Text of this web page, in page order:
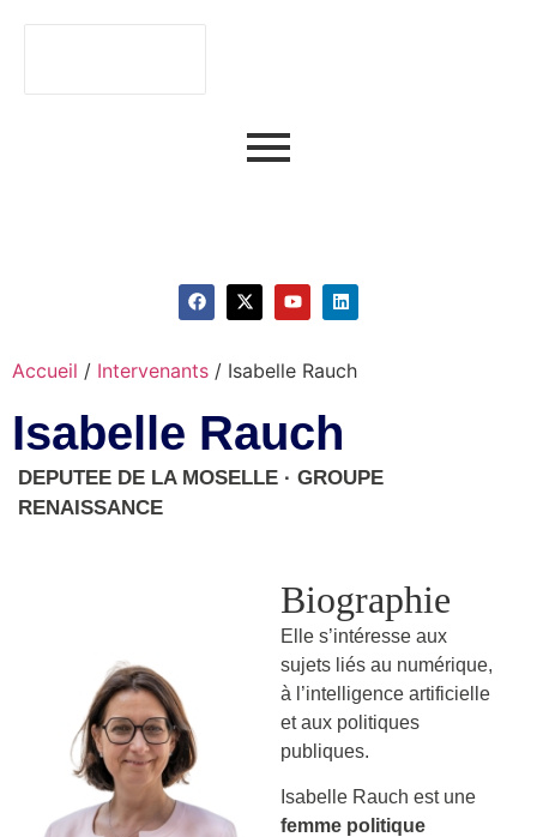
Accueil / Intervenants / Isabelle Rauch
Isabelle Rauch
DEPUTEE DE LA MOSELLE · GROUPE
RENAISSANCE
Biographie
Elle s’intéresse aux
sujets liés au numérique,
à l’intelligence artificielle
et aux politiques
publiques.
Isabelle Rauch est une
femme politique